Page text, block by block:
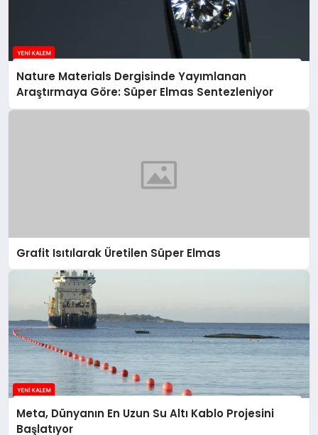
Nature Materials Dergisinde Yayımlanan
Araştırmaya Göre: Süper Elmas Sentezleniyor
Grafit Isıtılarak Üretilen Süper Elmas
Meta, Dünyanın En Uzun Su Altı Kablo Projesini
Başlatıyor